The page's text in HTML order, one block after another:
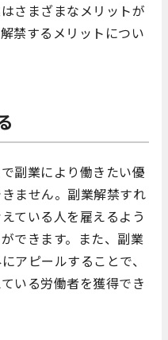
さまざまなメリットが
禁するメリットについ
副業により働きたい優
ません。副業解禁すれ
ている人を雇えるよう
できます。また、副業
アピールすることで、
いる労働者を獲得でき